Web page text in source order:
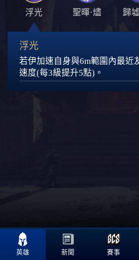
浮光 聖暉·燼 歸
浮光
若伊加速自身與6m範圍內最近
速度(每3級提升5點)。
英雄 新聞 賽事